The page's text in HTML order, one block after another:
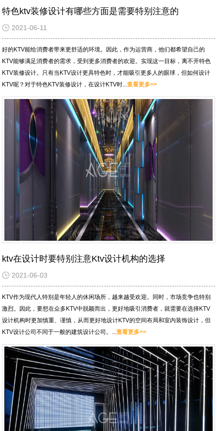
特色ktv装修设计有哪些方面是需要特别注意的
2021-06-11
好的KTV能给消费者带来更舒适的环境。因此，作为运营商，他们都希望自己的
KTV能够满足消费者的需求，受到更多消费者的欢迎。实现这一目标，离不开特色
KTV装修设计。只有当KTV设计更具特色时，才能吸引更多人的眼球，但如何设计
KTV呢？对于特色KTV装修设计，在设计KTV时...查看更多>>
ktv在设计时要特别注意Ktv设计机构的选择
2021-06-03
KTV作为现代人特别是年轻人的休闲场所，越来越受欢迎。同时，市场竞争也特别
激烈。因此，要想在众多KTV中脱颖而出，更好地吸引消费者，就需要在选择KTV
设计机构时更加慎重、谨慎，从而更好地设计KTV的空间布局和室内装饰设计，但
KTV设计公司不同于一般的建筑设计公司。...查看更多>>